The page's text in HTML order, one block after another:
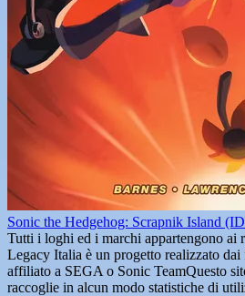
Sonic the Hedgehog: Scrapnik Island
Tutti i loghi ed i marchi appartengono ai
Legacy Italia è un progetto realizzato
affiliato a SEGA o Sonic TeamQuesto
raccoglie in alcun modo statistiche di